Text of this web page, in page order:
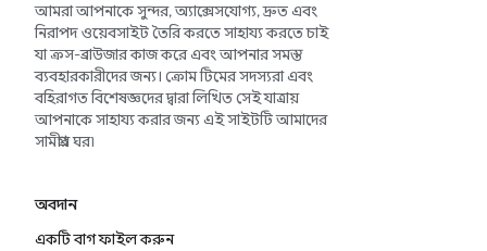
আমরা আপনাকে সুন্দর, অ্যাক্সেসযোগ্য, দ্রুত এবং
নিরাপদ ওয়েবসাইট তৈরি করতে সাহায্য করতে চাই
যা ক্রস-ব্রাউজার কাজ করে এবং আপনার সমস্ত
ব্যবহারকারীদের জন্য। ক্রোম টিমের সদস্যরা এবং
বহিরাগত বিশেষজ্ঞদের দ্বারা লিখিত সেই যাত্রায়
আপনাকে সাহায্য করার জন্য এই সাইটটি আমাদের
সামগ্রীর ঘর৷
অবদান
একটি বাগ ফাইল করুন